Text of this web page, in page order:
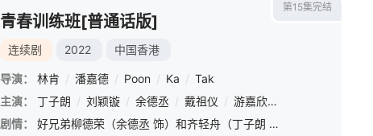
第15集完结
青春训练班[普通话版]
连续剧 2022 中国香港
导演： 林肯 / 潘嘉德 / Poon / Ka / Tak
主演：
丁子朗 / 刘颖镟 / 余德丞 / 戴祖仪 / 游嘉欣 /
剧情：
好兄弟柳德荣（余德丞 饰）和齐轻舟（丁子朗 饰）为了考入艺员训练班，决心减肥、增高，并与香港小姐亚军姜之雁（刘颖镟 饰）、星二代温楚瑜（戴祖仪 饰）等人，努力追寻青春一片天。醉心演戏的轻舟为梦想挥洒汗